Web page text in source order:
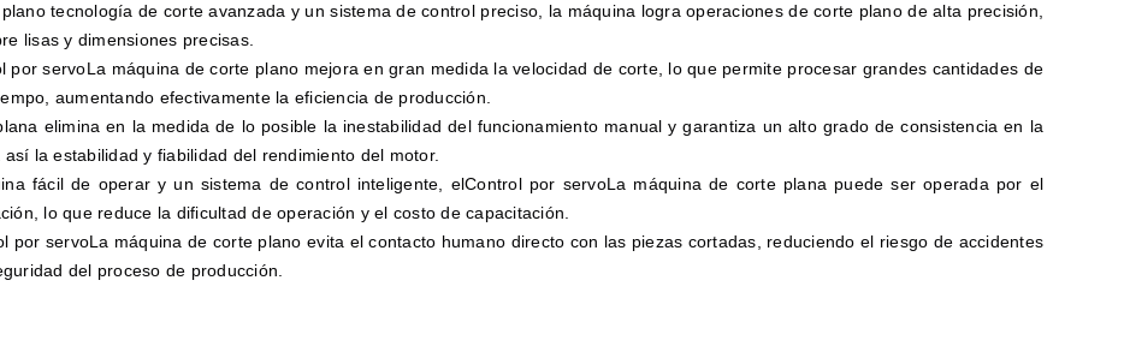
tecnología de corte avanzada y un sistema de control preciso, la máquina logra operaciones de corte plano de alta precisión,
lisas y dimensiones precisas.
por servoLa máquina de corte plano mejora en gran medida la velocidad de corte, lo que permite procesar grandes cantidades de
aumentando efectivamente la eficiencia de producción.
elimina en la medida de lo posible la inestabilidad del funcionamiento manual y garantiza un alto grado de consistencia en la
la estabilidad y fiabilidad del rendimiento del motor.
fácil de operar y un sistema de control inteligente, elControl por servoLa máquina de corte plana puede ser operada por el
lo que reduce la dificultad de operación y el costo de capacitación.
por servoLa máquina de corte plano evita el contacto humano directo con las piezas cortadas, reduciendo el riesgo de accidentes
del proceso de producción.